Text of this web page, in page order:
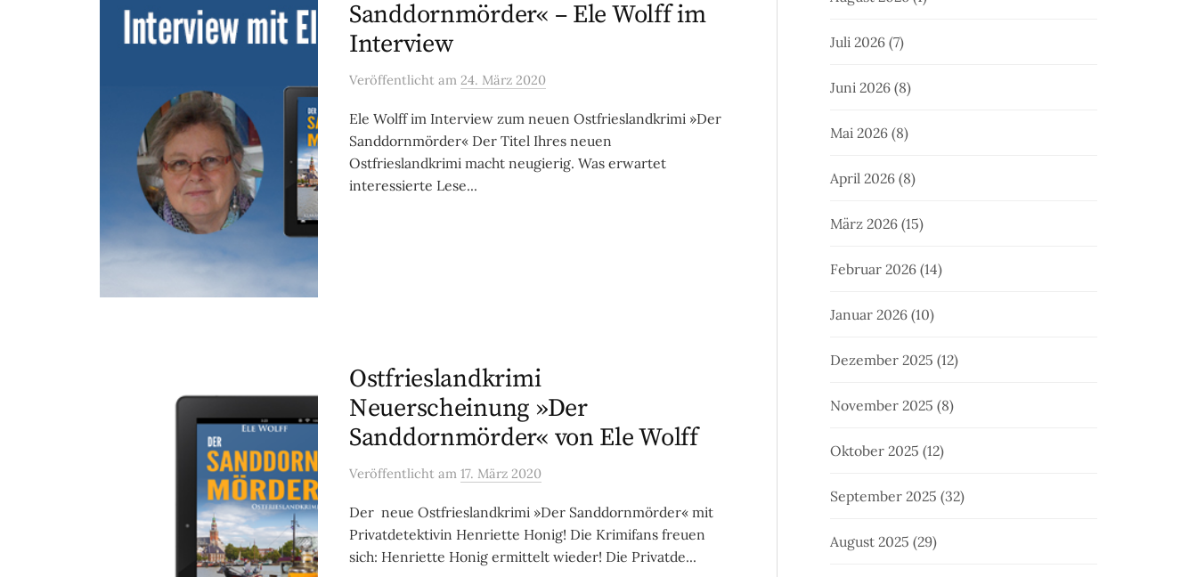
Sanddornmörder« – Ele Wolff im
Interview
Veröffentlicht am 24. März 2020
Ele Wolff im Interview zum neuen Ostfrieslandkrimi »Der
Sanddornmörder« Der Titel Ihres neuen
Ostfrieslandkrimi macht neugierig. Was erwartet
interessierte Lese...
Ostfrieslandkrimi
Neuerscheinung »Der
Sanddornmörder« von Ele Wolff
Veröffentlicht am 17. März 2020
Der neue Ostfrieslandkrimi »Der Sanddornmörder« mit
Privatdetektivin Henriette Honig! Die Krimifans freuen
sich: Henriette Honig ermittelt wieder! Die Privatde...
Juli 2026 (7)
Juni 2026 (8)
Mai 2026 (8)
April 2026 (8)
März 2026 (15)
Februar 2026 (14)
Januar 2026 (10)
Dezember 2025 (12)
November 2025 (8)
Oktober 2025 (12)
September 2025 (32)
August 2025 (29)